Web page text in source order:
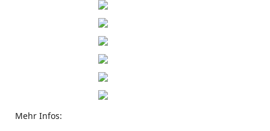
Mehr Infos: